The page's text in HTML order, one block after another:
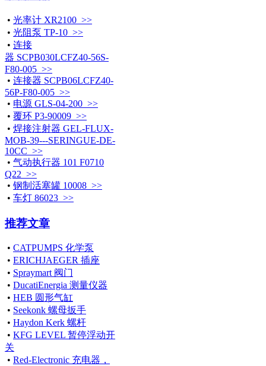
• 光率计 XR2100 >>
• 光阻泵 TP-10 >>
• 连接
器 SCPB030LCFZ40-56S-
F80-005 >>
• 连接器 SCPB06LCFZ40-
56P-F80-005 >>
• 电源 GLS-04-200 >>
• 覆环 P3-90009 >>
• 焊接注射器 GEL-FLUX-
MOB-39---SERINGUE-DE-
10CC >>
• 气动执行器 101 F0710
Q22 >>
• 钢制活塞罐 10008 >>
• 车灯 86023 >>
推荐文章
• CATPUMPS 化学泵
• ERICHJAEGER 插座
• Spraymart 阀门
• DucatiEnergia 测量仪器
• HEB 圆形气缸
• Seekonk 螺母扳手
• Haydon Kerk 螺杆
• KFG LEVEL 暂停浮动开
关
• Red-Electronic 充电器，